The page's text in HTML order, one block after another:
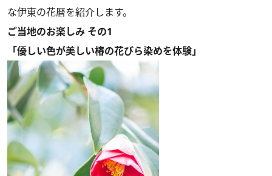
な伊東の花暦を紹介します。
ご当地のお楽しみ その1
「優しい色が美しい椿の花びら染めを体験」